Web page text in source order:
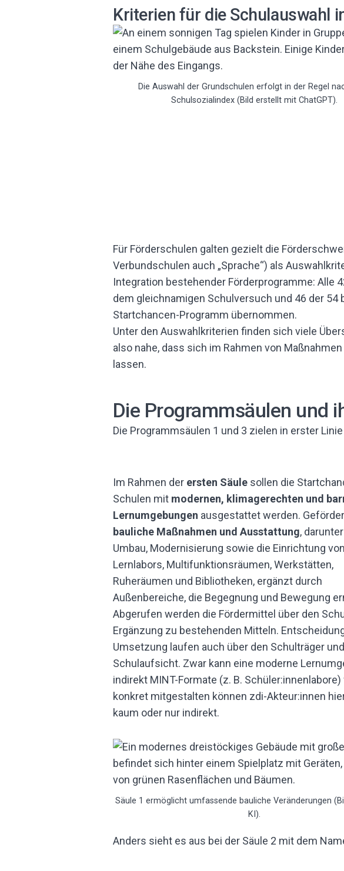
Kriterien für die Schulauswahl
Die Auswahl der Grundschulen erfolgt in der Regel
Schulsozialindex (Bild erstellt mit ChatGPT).
Für Förderschulen galten gezielt die
Verbundschulen auch „Sprache“) als
Integration bestehender Förderprogramme: Alle
dem gleichnamigen Schulversuch und 46 der 54
Startchancen-Programm übernommen.
Unter den Auswahlkriterien finden sich viele
also nahe, dass sich im Rahmen von
lassen.
Die Programmsäulen und
Die Programmsäulen 1 und 3 zielen in erster
Im Rahmen der ersten Säule sollen die
Schulen mit modernen, klimagerechten und
Lernumgebungen ausgestattet werden.
bauliche Maßnahmen und Ausstattung,
Umbau, Modernisierung sowie die Einrichtung von
Lernlabors, Multifunktionsräumen, Werkstätten,
Ruheräumen und Bibliotheken, ergänzt durch
Außenbereiche, die Begegnung und Bewegung
Abgerufen werden die Fördermittel über den
Ergänzung zu bestehenden Mitteln.
Umsetzung laufen auch über den Schulträger
Schulaufsicht. Zwar kann eine moderne
indirekt MINT-Formate (z. B.
konkret mitgestalten können zdi-Akteur:innen
kaum oder nur indirekt.
Säule 1 ermöglicht umfassende bauliche Veränderungen
KI).
Anders sieht es aus bei der Säule 2 mit dem